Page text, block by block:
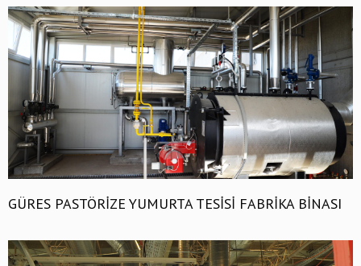
GÜRES PASTÖRİZE YUMURTA TESİSİ FABRİKA BİNASI